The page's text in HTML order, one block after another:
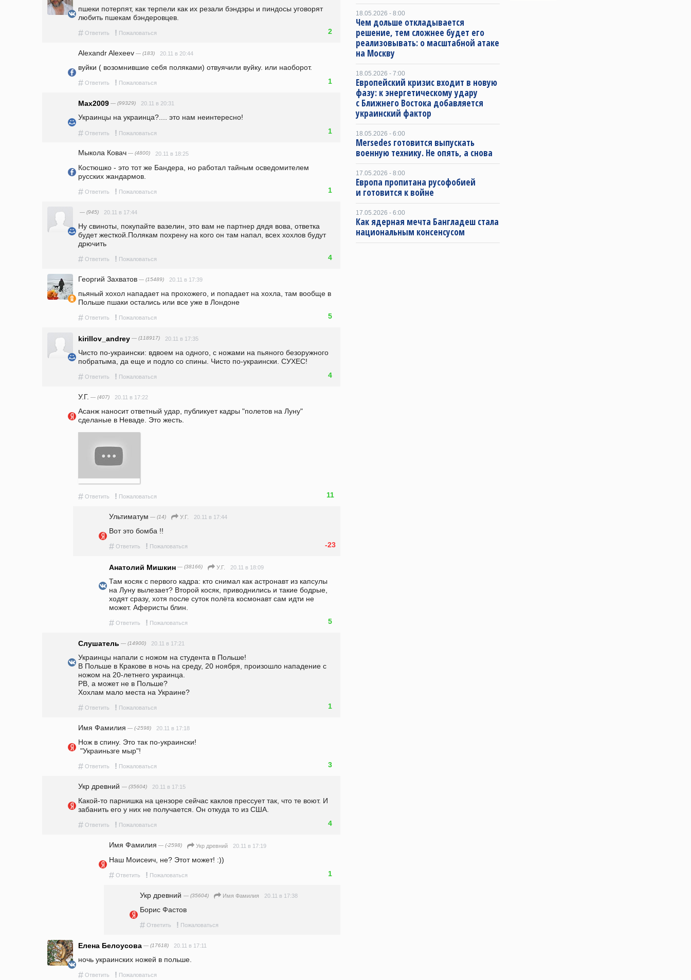
пшеки потерпят, как терпели как их резали бэндэры и пиндосы уговорят
любить пшекам бэндеровцев.
# Ответить ! Пожаловаться 2
Alexandr Alexeev — (183) 20.11 в 20:44
вуйки ( возомнившие себя поляками) отвуячили вуйку. или наоборот.
# Ответить ! Пожаловаться 1
Max2009 — (99329) 20.11 в 20:31
Украинцы на украинца?.... это нам неинтересно!
# Ответить ! Пожаловаться 1
Мыкола Ковач — (4800) 20.11 в 18:25
Костюшко - это тот же Бандера, но работал тайным осведомителем
русских жандармов.
# Ответить ! Пожаловаться 1
— (945) 20.11 в 17:44
Ну свиноты, покупайте вазелин, это вам не партнер дядя вова, ответка
будет жесткой.Полякам похрену на кого он там напал, всех хохлов будут
дрючить
# Ответить ! Пожаловаться 4
Георгий Захватов — (15489) 20.11 в 17:39
пьяный хохол нападает на прохожего, и попадает на хохла, там вообще в
Польше пшаки остались или все уже в Лондоне
# Ответить ! Пожаловаться 5
kirillov_andrey — (118917) 20.11 в 17:35
Чисто по-украински: вдвоем на одного, с ножами на пьяного безоружного
побратыма, да еще и подло со спины. Чисто по-украински. СУХЕС!
# Ответить ! Пожаловаться 4
У.Г. — (407) 20.11 в 17:22
Асанж наносит ответный удар, публикует кадры "полетов на Луну"
сделаные в Неваде. Это жесть.
# Ответить ! Пожаловаться 11
Ультиматум — (14) У.Г. 20.11 в 17:44
Вот это бомба !!
# Ответить ! Пожаловаться -23
Анатолий Мишкин — (38166) У.Г. 20.11 в 18:09
Там косяк с первого кадра: кто снимал как астронавт из капсулы
на Луну вылезает? Второй косяк, приводнились и такие бодрые,
ходят сразу, хотя после суток полёта космонавт сам идти не
может. Аферисты блин.
# Ответить ! Пожаловаться 5
Слушатель — (14900) 20.11 в 17:21
Украинцы напали с ножом на студента в Польше!
В Польше в Кракове в ночь на среду, 20 ноября, произошло нападение с
ножом на 20-летнего украинца.
РВ, а может не в Польше?
# Ответить ! Пожаловаться 1
Имя Фамилия — (-2598) 20.11 в 17:18
Нож в спину. Это так по-украински!
"Украиньзге мыр"!
# Ответить ! Пожаловаться 3
Укр древний — (35604) 20.11 в 17:15
Какой-то парнишка на цензоре сейчас каклов прессует так, что те воют. И
забанить его у них не получается. Он откуда то из США.
# Ответить ! Пожаловаться 4
Имя Фамилия — (-2598) Укр древний 20.11 в 17:19
Наш Моисеич, не? Этот может! :))
# Ответить ! Пожаловаться 1
Укр древний — (35604) Имя Фамилия 20.11 в 17:38
Борис Фастов
# Ответить ! Пожаловаться
Елена Белоусова — (17618) 20.11 в 17:11
ночь украинских ножей в польше.
# Ответить ! Пожаловаться
18.05.2026 - 8:00
Чем дольше откладывается
решение, тем сложнее будет его
реализовывать: о масштабной атаке
на Москву
18.05.2026 - 7:00
Европейский кризис входит в новую
фазу: к энергетическому удару
с Ближнего Востока добавляется
украинский фактор
18.05.2026 - 6:00
Mersedes готовится выпускать
военную технику. Не опять, а снова
17.05.2026 - 8:00
Европа пропитана русофобией
и готовится к войне
17.05.2026 - 6:00
Как ядерная мечта Бангладеш стала
национальным консенсусом